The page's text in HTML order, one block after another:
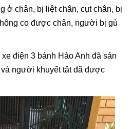
ở chân, bị liệt chân, cụt chân, bị
co được chân, người bị gù
điện 3 bánh Hảo Anh đã sản
người khuyết tật đã được